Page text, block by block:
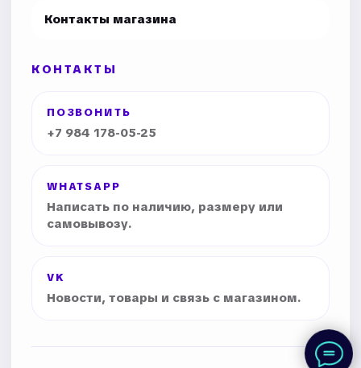
Контакты магазина
КОНТАКТЫ
ПОЗВОНИТЬ
+7 984 178-05-25
WHATSAPP
Написать по наличию, размеру или
самовывозу.
VK
Новости, товары и связь с магазином.